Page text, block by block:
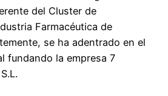
del Cluster de
Farmacéutica de
se ha adentrado en el
fundando la empresa 7